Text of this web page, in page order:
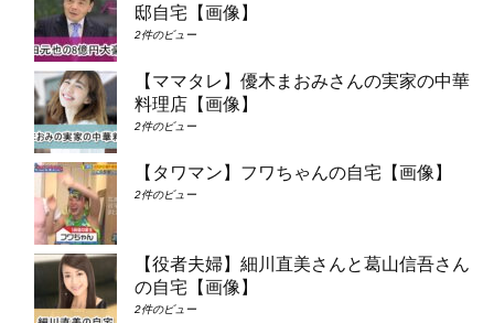
邸自宅【画像】
2件のビュー
【ママタレ】優木まおみさんの実家の中華
料理店【画像】
2件のビュー
【タワマン】フワちゃんの自宅【画像】
2件のビュー
【役者夫婦】細川直美さんと葛山信吾さん
の自宅【画像】
2件のビュー